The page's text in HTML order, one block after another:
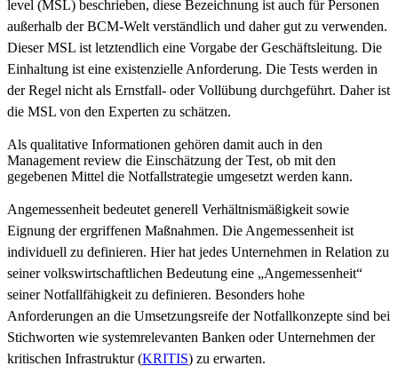
level (MSL) beschrieben, diese Bezeichnung ist auch für Personen
außerhalb der BCM-Welt verständlich und daher gut zu verwenden.
Dieser MSL ist letztendlich eine Vorgabe der Geschäftsleitung. Die
Einhaltung ist eine existenzielle Anforderung. Die Tests werden in
der Regel nicht als Ernstfall- oder Vollübung durchgeführt. Daher ist
die MSL von den Experten zu schätzen.
Als qualitative Informationen gehören damit auch in den
Management review die Einschätzung der Test, ob mit den
gegebenen Mittel die Notfallstrategie umgesetzt werden kann.
Angemessenheit bedeutet generell Verhältnismäßigkeit sowie
Eignung der ergriffenen Maßnahmen. Die Angemessenheit ist
individuell zu definieren. Hier hat jedes Unternehmen in Relation zu
seiner volkswirtschaftlichen Bedeutung eine „Angemessenheit“
seiner Notfallfähigkeit zu definieren. Besonders hohe
Anforderungen an die Umsetzungsreife der Notfallkonzepte sind bei
Stichworten wie systemrelevanten Banken oder Unternehmen der
kritischen Infrastruktur (KRITIS) zu erwarten.